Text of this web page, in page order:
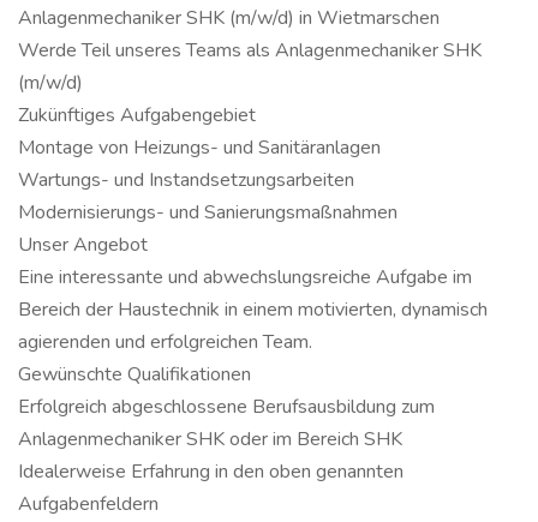
Anlagenmechaniker SHK (m/w/d) in Wietmarschen
Werde Teil unseres Teams als Anlagenmechaniker SHK
(m/w/d)
Zukünftiges Aufgabengebiet
Montage von Heizungs- und Sanitäranlagen
Wartungs- und Instandsetzungsarbeiten
Modernisierungs- und Sanierungsmaßnahmen
Unser Angebot
Eine interessante und abwechslungsreiche Aufgabe im
Bereich der Haustechnik in einem motivierten, dynamisch
agierenden und erfolgreichen Team.
Gewünschte Qualifikationen
Erfolgreich abgeschlossene Berufsausbildung zum
Anlagenmechaniker SHK oder im Bereich SHK
Idealerweise Erfahrung in den oben genannten
Aufgabenfeldern